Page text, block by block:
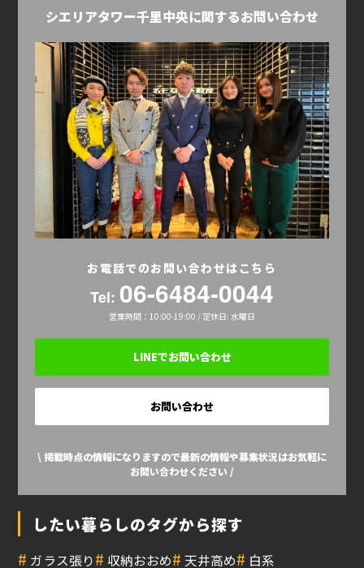
シエリアタワー千里中央に関するお問い合わせ
お電話でのお問い合わせはこちら
Tel: 06-6484-0044
営業時間：10:00-19:00 / 定休日: 水曜日
LINEでお問い合わせ
お問い合わせ
\ 掲載時点の情報になりますので最新の情報や募集状況はお気軽に
お問い合わせください /
したい暮らしのタグから探す
# ガラス張り# 収納おおめ# 天井高め# 白系